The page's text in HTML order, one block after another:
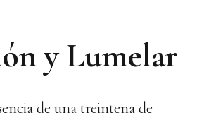
y Lumelar
de una treintena de